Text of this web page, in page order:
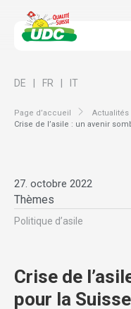
Page d’accueil Actualités
Crise de l’asile : un avenir
DE FR IT
27. octobre 2022
Thèmes
Politique d’asile
Crise de
pour la Suisse